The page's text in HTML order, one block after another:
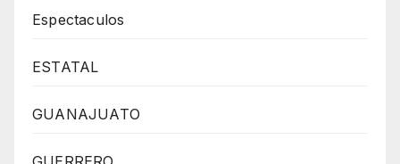
Espectaculos
ESTATAL
GUANAJUATO